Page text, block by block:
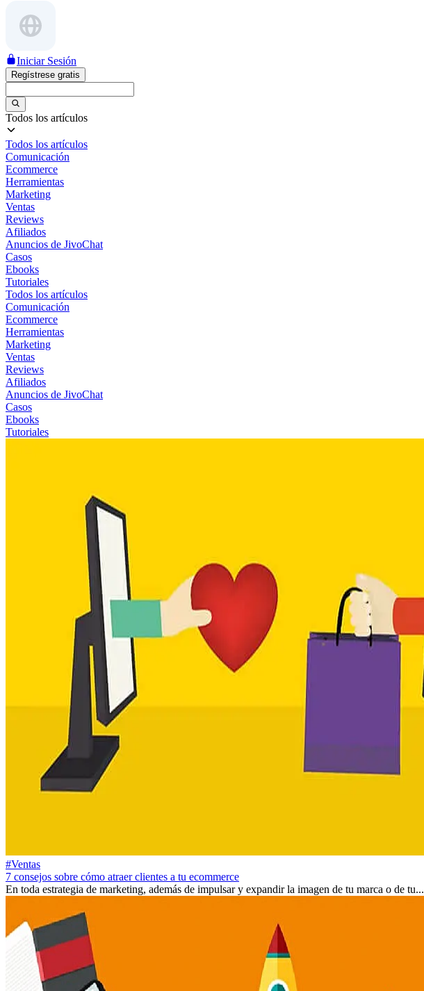
Iniciar Sesión
Regístrese gratis
Todos los artículos
Todos los artículos
Comunicación
Ecommerce
Herramientas
Marketing
Ventas
Reviews
Afiliados
Anuncios de JivoChat
Casos
Ebooks
Tutoriales
Todos los artículos
Comunicación
Ecommerce
Herramientas
Marketing
Ventas
Reviews
Afiliados
Anuncios de JivoChat
Casos
Ebooks
Tutoriales
#Ventas
7 consejos sobre cómo atraer clientes a tu ecommerce
En toda estrategia de marketing, además de impulsar y expandir la imagen de tu marca o de tu...